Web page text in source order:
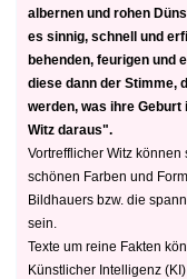
albernen und rohen
es sinnig, schnell und
behenden, feurigen und
diese dann der Stimme,
werden, was ihre
Witz daraus".
Vortrefflicher Witz
schönen Farben und
Bildhauers bzw. die
sein.
Texte um reine Fakten
Künstlicher Intelligenz